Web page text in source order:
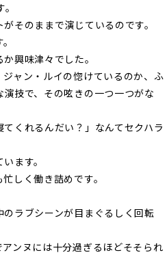
そのままで演じているのです。
興味津々でした。
ャン・ルイの惚けているのか、ふ
技で、その呟きの一つ一つがな
くれるんだい？」なんてセクハラ
ます。
しく働き詰めです。
ラブシーンが目まぐるしく回転
ンヌには十分過ぎるほどそそられ